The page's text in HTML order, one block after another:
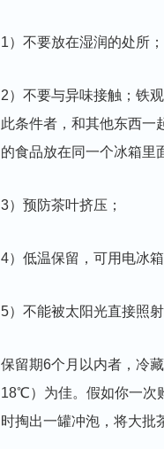
1）不要放在湿润的处所
2）不要与异味接触；铁
此条件者，和其他东西一
的食品放在同一个冰箱里
3）预防茶叶挤压；
4）低温保留，可用电冰
5）不能被太阳光直接照
保留期6个月以内者，冷
18℃）为佳。假如你一次
时掏出一罐冲泡，将大批